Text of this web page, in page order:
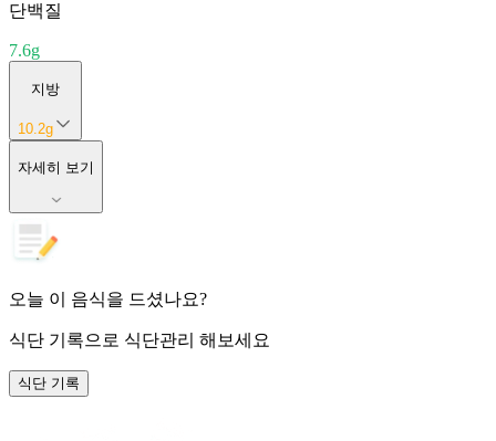
단백질
7.6g
지방
10.2g
자세히 보기
오늘 이 음식을 드셨나요?
식단 기록으로 식단관리 해보세요
식단 기록